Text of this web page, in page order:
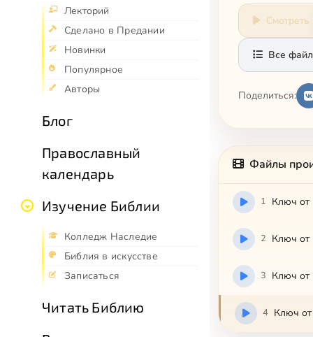
Лекторий
Сделано в Предании
Новинки
Популярное
Авторы
Блог
Православный
календарь
Изучение Библии
Колледж Наследие
Библия в искусстве
Записаться
Читать Библию
Смотреть
Все
Поделиться:
Файлы
1
2 Ключ от
3
4